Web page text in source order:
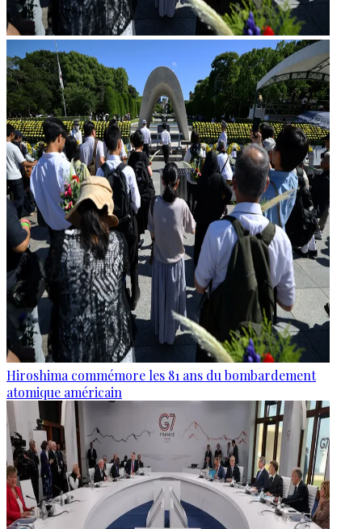
Hiroshima commémore les 81 ans du bombardement
atomique américain